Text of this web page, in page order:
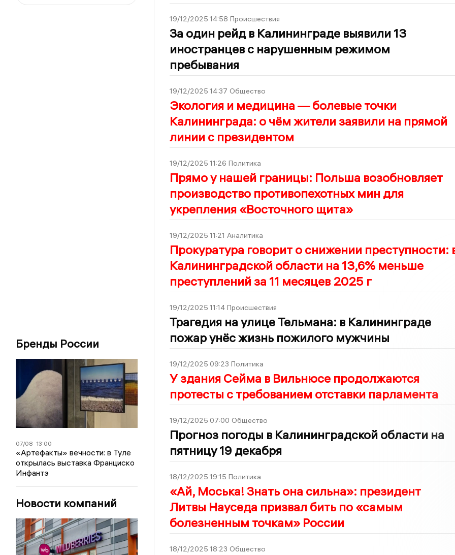
Бренды России
07/08 13:00
«Артефакты» вечности: в Туле
открылась выставка Франциско
Инфантэ
Новости компаний
19/12/2025 14:58 Происшествия
За один рейд в Калининграде выявили 13
иностранцев с нарушенным режимом
пребывания
19/12/2025 14:37 Общество
Экология и медицина — болевые точки
Калининграда: о чём жители заявили на прямой
линии с президентом
19/12/2025 11:26 Политика
Прямо у нашей границы: Польша возобновляет
производство противопехотных мин для
укрепления «Восточного щита»
19/12/2025 11:21 Аналитика
Прокуратура говорит о снижении преступности:
Калининградской области на 13,6% меньше
преступлений за 11 месяцев 2025 г
19/12/2025 11:14 Происшествия
Трагедия на улице Тельмана: в Калининграде
пожар унёс жизнь пожилого мужчины
19/12/2025 09:23 Политика
У здания Сейма в Вильнюсе продолжаются
протесты с требованием отставки парламента
19/12/2025 07:00 Общество
Прогноз погоды в Калининградской области на
пятницу 19 декабря
18/12/2025 19:15 Политика
«Ай, Моська! Знать она сильна»: президент
Литвы Науседа призвал бить по «самым
болезненным точкам» России
18/12/2025 18:23 Общество